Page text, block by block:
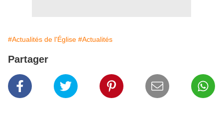
#Actualités de l'Église #Actualités
Partager